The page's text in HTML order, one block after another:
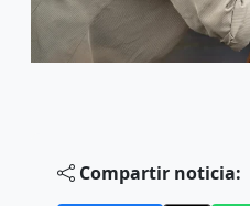
Compartir noticia: